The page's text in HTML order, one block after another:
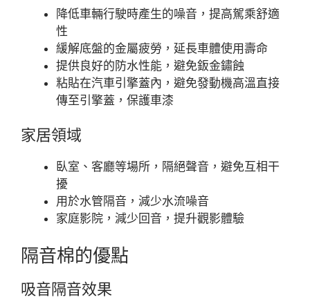
降低車輛行駛時產生的噪音，提高駕乘舒適
性
緩解底盤的金屬疲勞，延長車體使用壽命
提供良好的防水性能，避免鈑金鏽蝕
粘貼在汽車引擎蓋內，避免發動機高溫直接
傳至引擎蓋，保護車漆
家居領域
臥室、客廳等場所，隔絕聲音，避免互相干
擾
用於水管隔音，減少水流噪音
家庭影院，減少回音，提升觀影體驗
隔音棉的優點
吸音隔音效果